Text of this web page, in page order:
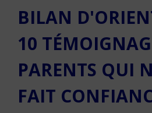
BILAN
10
PARENTS QUI
FAIT